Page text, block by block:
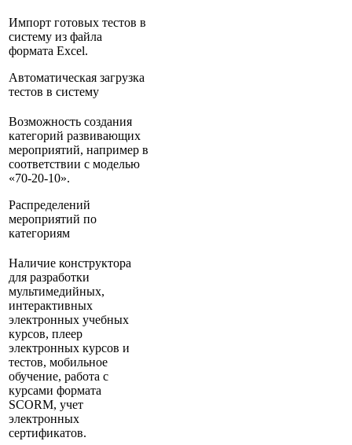
Импорт готовых тестов в
систему из файла
формата Excel.
Автоматическая загрузка
тестов в систему
Возможность создания
категорий развивающих
мероприятий, например в
соответствии с моделью
«70-20-10».
Распределений
мероприятий по
категориям
Наличие конструктора
для разработки
мультимедийных,
интерактивных
электронных учебных
курсов, плеер
электронных курсов и
тестов, мобильное
обучение, работа с
курсами формата
SCORM, учет
электронных
сертификатов.